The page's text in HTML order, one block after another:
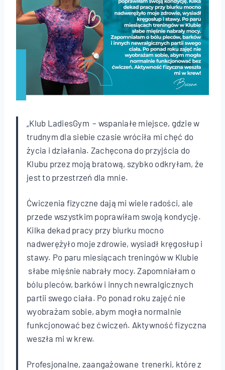
„Klub LadiesGym – wspaniałe miejsce, gdzie w
trudnym dla siebie czasie wróciła mi chęć do
życia i działania. Zachęcona do przyjścia do
Klubu przez moją bratową, szybko odkryłam, że
jest to przestrzeń dla mnie.
Ćwiczenia fizyczne dają mi wiele radości, ale
przede wszystkim poprawiłam swoją kondycję.
Kilka dekad pracy przy biurku mocno
nadwerężyło moje zdrowie, wysiadł kręgosłup i
stawy. Po paru miesiącach treningów w Klubie
słabe mięśnie nabrały mocy. Zapomniałam o
bólu pleców, barków i innych newralgicznych
partii swego ciała. Po ponad roku zajęć nie
wyobrażam sobie, abym mogła normalnie
funkcjonować bez ćwiczeń. Aktywność fizyczna
weszła mi w krew.
Profesjonalne, zaangażowane trenerki, które z